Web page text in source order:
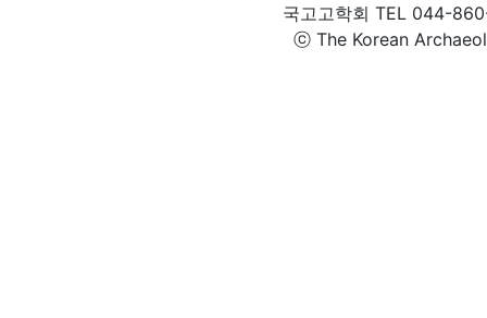
국고고학회 TEL 044-
ⓒ The Korean